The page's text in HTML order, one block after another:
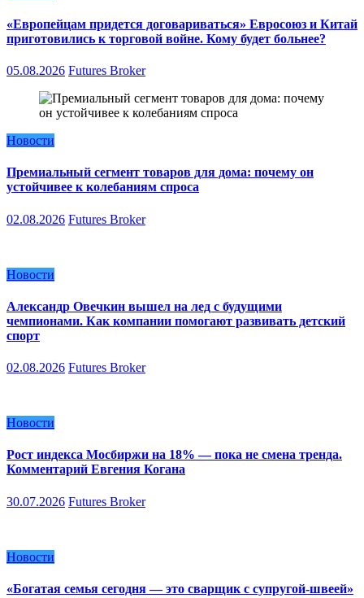
«Европейцам придется договариваться» Евросоюз и Китай
приготовились к торговой войне. Кому будет больнее?
05.08.2026 Futures Broker
Новости
Премиальный сегмент товаров для дома: почему он
устойчивее к колебаниям спроса
02.08.2026 Futures Broker
Новости
Александр Овечкин вышел на лед с будущими
чемпионами. Как компании помогают развивать детский
спорт
02.08.2026 Futures Broker
Новости
Рост индекса Мосбиржи на 18% — пока не смена тренда.
Комментарий Евгения Когана
30.07.2026 Futures Broker
Новости
«Богатая семья сегодня — это сварщик с супругой-швеей»